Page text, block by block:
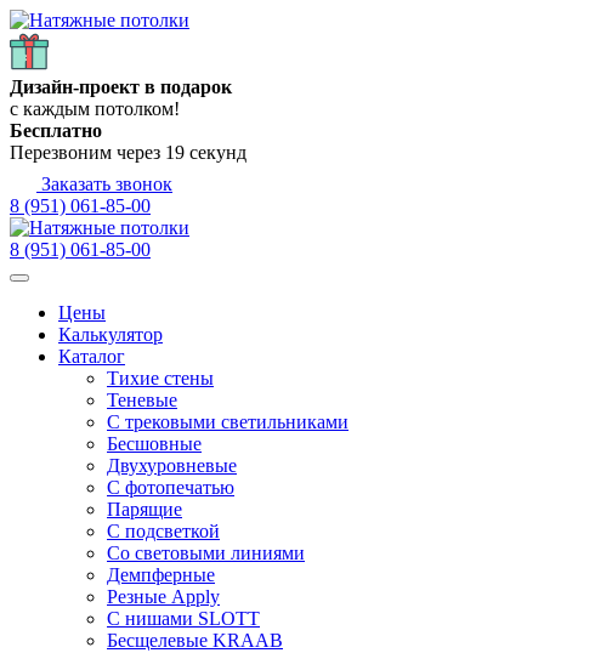
Дизайн-проект в подарок
с каждым потолком!
Бесплатно
Перезвоним через 19 секунд
Заказать звонок
8 (951) 061-85-00
8 (951) 061-85-00
Цены
Калькулятор
Каталог
Тихие стены
Теневые
С трековыми светильниками
Бесшовные
Двухуровневые
С фотопечатью
Парящие
С подсветкой
Со световыми линиями
Демпферные
Резные Apply
С нишами SLOTT
Бесщелевые KRAAB